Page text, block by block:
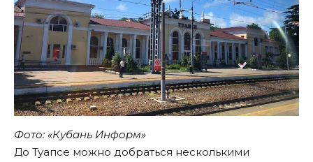
Фото: «Кубань Информ»
До Туапсе можно добраться несколькими